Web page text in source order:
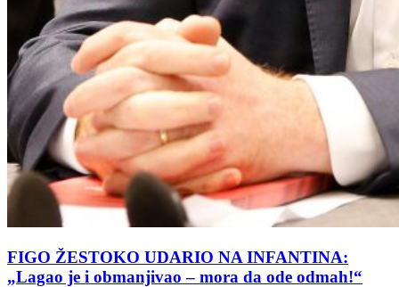
FIGO ŽESTOKO UDARIO NA INFANTINA:
„Lagao je i obmanjivao – mora da ode odmah!“